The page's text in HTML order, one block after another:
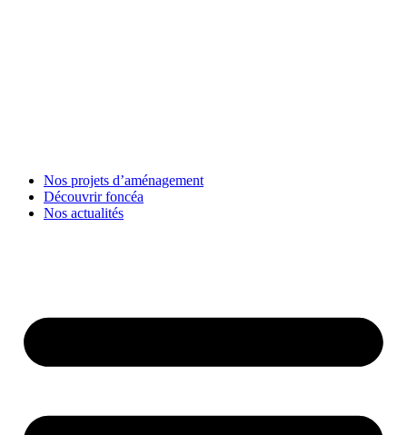
Nos projets d’aménagement
Découvrir foncéa
Nos actualités